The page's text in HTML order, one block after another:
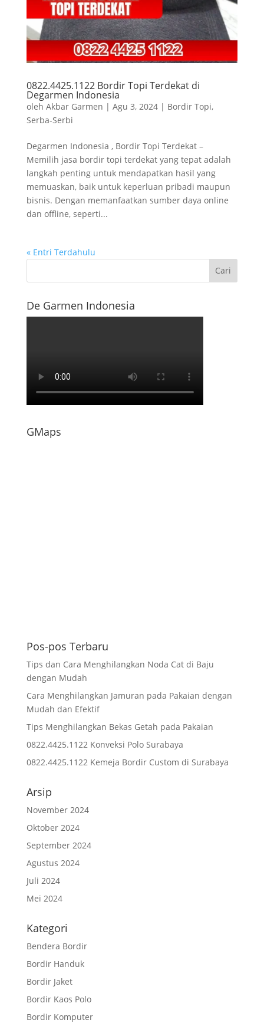
0822.4425.1122 Bordir Topi Terdekat di
Degarmen Indonesia
oleh Akbar Garmen | Agu 3, 2024| Bordir Topi,
Serba-Serbi
Degarmen Indonesia , Bordir Topi Terdekat –
Memilih jasa bordir topi terdekat yang tepat adalah
langkah penting untuk mendapatkan hasil yang
memuaskan, baik untuk keperluan pribadi maupun
bisnis. Dengan memanfaatkan sumber daya online
dan offline, seperti...
« Entri Terdahulu
De Garmen Indonesia
GMaps
Pos-pos Terbaru
Tips dan Cara Menghilangkan Noda Cat di Baju
dengan Mudah
Cara Menghilangkan Jamuran pada Pakaian dengan
Mudah dan Efektif
Tips Menghilangkan Bekas Getah pada Pakaian
0822.4425.1122 Konveksi Polo Surabaya
0822.4425.1122 Kemeja Bordir Custom di Surabaya
Arsip
November 2024
Oktober 2024
September 2024
Agustus 2024
Juli 2024
Mei 2024
Kategori
Bendera Bordir
Bordir Handuk
Bordir Jaket
Bordir Kaos Polo
Bordir Komputer